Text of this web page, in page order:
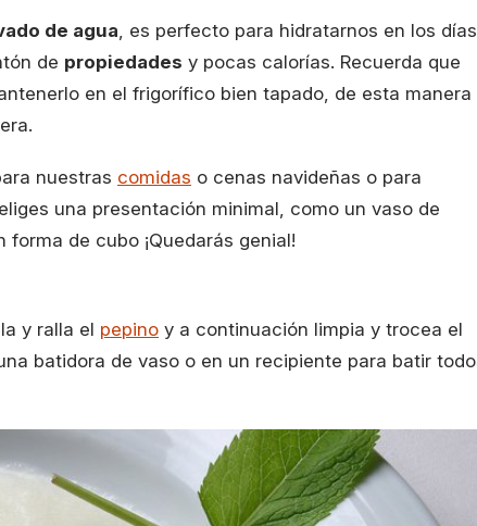
de agua, es perfecto para hidratarnos en los días
de propiedades y pocas calorías. Recuerda que
en el frigorífico bien tapado, de esta manera
nuestras comidas o cenas navideñas o para
una presentación minimal, como un vaso de
de cubo ¡Quedarás genial!
y ralla el pepino y a continuación limpia y trocea el
batidora de vaso o en un recipiente para batir